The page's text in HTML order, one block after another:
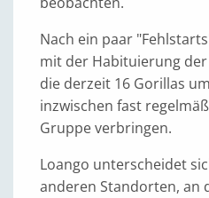
Nach ein paar
mit der Habituierung
die derzeit 16 Gorillas
inzwischen fast
Gruppe verbringen.
Loango unterscheidet
anderen Standorten, an